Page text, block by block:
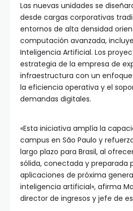
Las nuevas unidades se
desde cargas corporativas
entornos de alta densidad
computación avanzada,
Inteligencia Artificial. Los
estrategia de la empresa de
infraestructura con un
la eficiencia operativa y el
demandas digitales.
«Esta iniciativa amplía la
campus en São Paulo y
largo plazo para Brasil, al
sólida, conectada y preparada
aplicaciones de próxima
inteligencia artificial», afirma
director de ingresos y jefe de